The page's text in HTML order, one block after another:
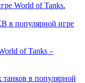
World of Tanks.
в популярной игре
of Tanks –
в популярной